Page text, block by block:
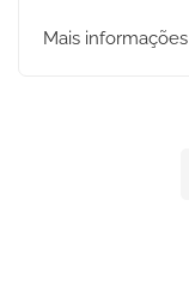
Mais informações